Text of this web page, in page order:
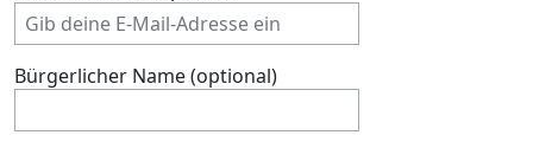
Bürgerlicher Name (optional)